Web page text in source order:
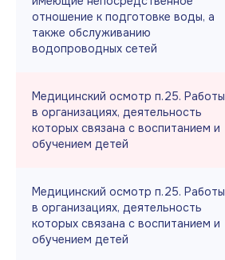
отношение к подготовке воды, а
также обслуживанию
водопроводных сетей
Медицинский осмотр п.25. Работы
в организациях, деятельность
которых связана с воспитанием и
обучением детей
Медицинский осмотр п.25. Работы
в организациях, деятельность
которых связана с воспитанием и
обучением детей